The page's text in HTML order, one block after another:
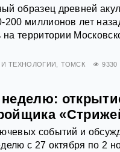
образец древней
миллионов лет
территории
И ТЕХНОЛОГИИ ТОМСК 9330
неделю:
событий и
с 27 октября по 2